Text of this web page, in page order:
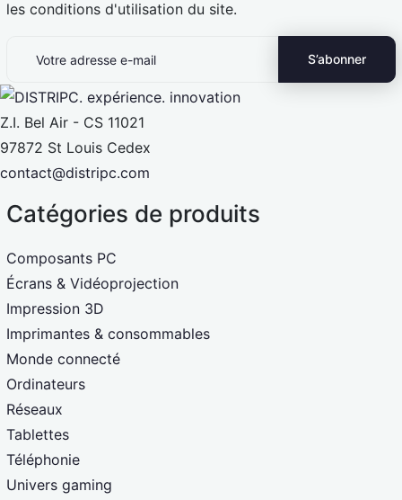
les conditions d'utilisation du site.
Z.I. Bel Air - CS 11021
97872 St Louis Cedex
contact@distripc.com
Catégories de produits
Composants PC
Écrans & Vidéoprojection
Impression 3D
Imprimantes & consommables
Monde connecté
Ordinateurs
Réseaux
Tablettes
Téléphonie
Univers gaming